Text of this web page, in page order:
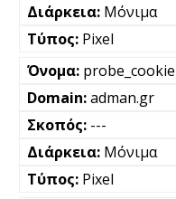
Μόνιμα
Pixel
probe_cookie
adman.gr
---
Μόνιμα
Pixel